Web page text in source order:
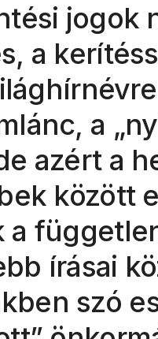
jogok
a
a
azért a
között
a
írásai
szó